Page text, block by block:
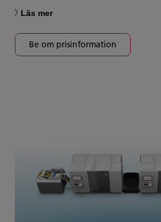
Läs mer
Be om prisinformation